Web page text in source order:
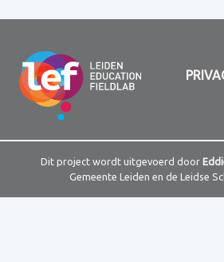
Dit project wordt uitgevoerd door
Gemeente Leiden en de Leidse